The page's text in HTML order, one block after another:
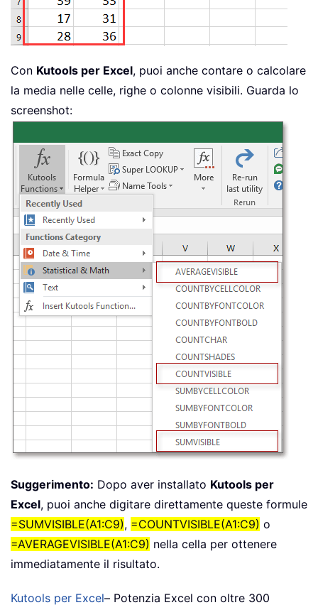
Con Kutools per Excel, puoi anche contare o calcolare
la media nelle celle, righe o colonne visibili. Guarda lo
screenshot:
Suggerimento: Dopo aver installato Kutools per
Excel, puoi anche digitare direttamente queste formule
=SUMVISIBLE(A1:C9), =COUNTVISIBLE(A1:C9) o
=AVERAGEVISIBLE(A1:C9) nella cella per ottenere
immediatamente il risultato.
Kutools per Excel– Potenzia Excel con oltre 300